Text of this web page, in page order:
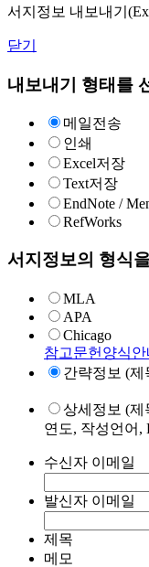
서지정보 내보내기
닫기
내보내기 형태를
메일전송
인쇄
Excel저장
Text저장
EndNote /
RefWorks
서지정보의 형식
MLA
APA
Chicago
참고문헌양식안
간략정보 (제
상세정보 (제
연도, 작성언어,
수신자 이메일
발신자 이메일
제목
메모